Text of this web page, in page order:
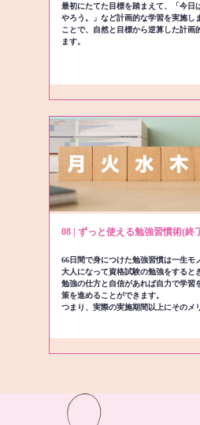
最初にたてた目標を踏まえて、「今日
やろう。」など計画的な学習を実施し
ことで、自然と目標から逆算した計画
ます。
08 | ずっと使える勉強習慣術(終
66日間で身につけた勉強習慣は一生モ
大人になって資格試験の勉強をすると
勉強の仕方と自信があれば自力で学習
策を進めることができます。
つまり、実際の実施期間以上にそのメ